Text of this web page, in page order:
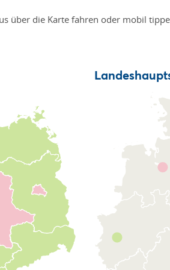
über die Karte fahren oder mobil